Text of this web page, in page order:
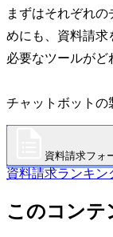
まずはそれぞれ
めにも、資料請求
必要なツールがど
チャットボットの
資料請求フォ
資料請求ランキン
このコンテ